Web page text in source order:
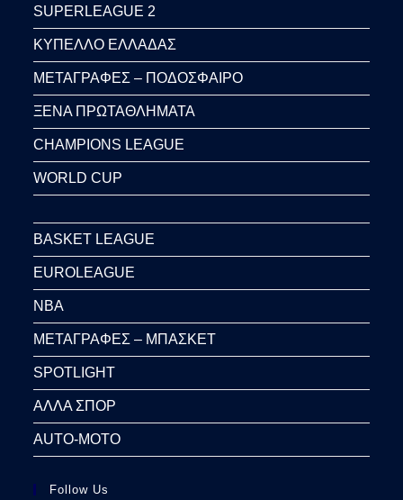
SUPERLEAGUE 2
ΚΥΠΕΛΛΟ ΕΛΛΑΔΑΣ
ΜΕΤΑΓΡΑΦΕΣ – ΠΟΔΟΣΦΑΙΡΟ
ΞΕΝΑ ΠΡΩΤΑΘΛΗΜΑΤΑ
CHAMPIONS LEAGUE
WORLD CUP
BASKET LEAGUE
EUROLEAGUE
NBA
ΜΕΤΑΓΡΑΦΕΣ – ΜΠΑΣΚΕΤ
SPOTLIGHT
ΑΛΛΑ ΣΠΟΡ
AUTO-MOTO
Follow Us